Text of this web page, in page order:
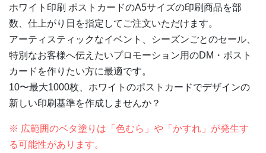
ホワイト印刷 ポストカードのA5サイズの印刷商品を部
数、仕上がり日を指定してご注文いただけます。
アーティスティックなイベント、シーズンごとのセール、
特別なお客様へ伝えたいプロモーション用のDM・ポスト
カードを作りたい方に最適です。
10〜最大1000枚、ホワイトのポストカードでデザインの
新しい印刷基準を作成しませんか？
※ 広範囲のベタ塗りは「色むら」や「かすれ」が発生す
る可能性があります。